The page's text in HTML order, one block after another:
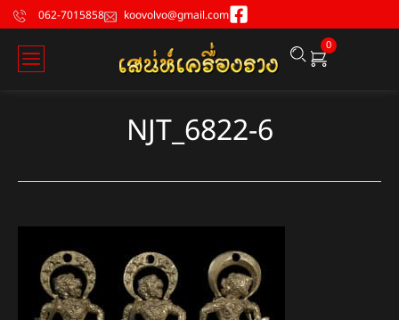
062-7015858 koovolvo@gmail.com
0
NJT_6822-6